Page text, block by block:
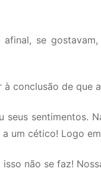
se
conclusão de que
sentimentos.
um cético! Logo
não se faz!